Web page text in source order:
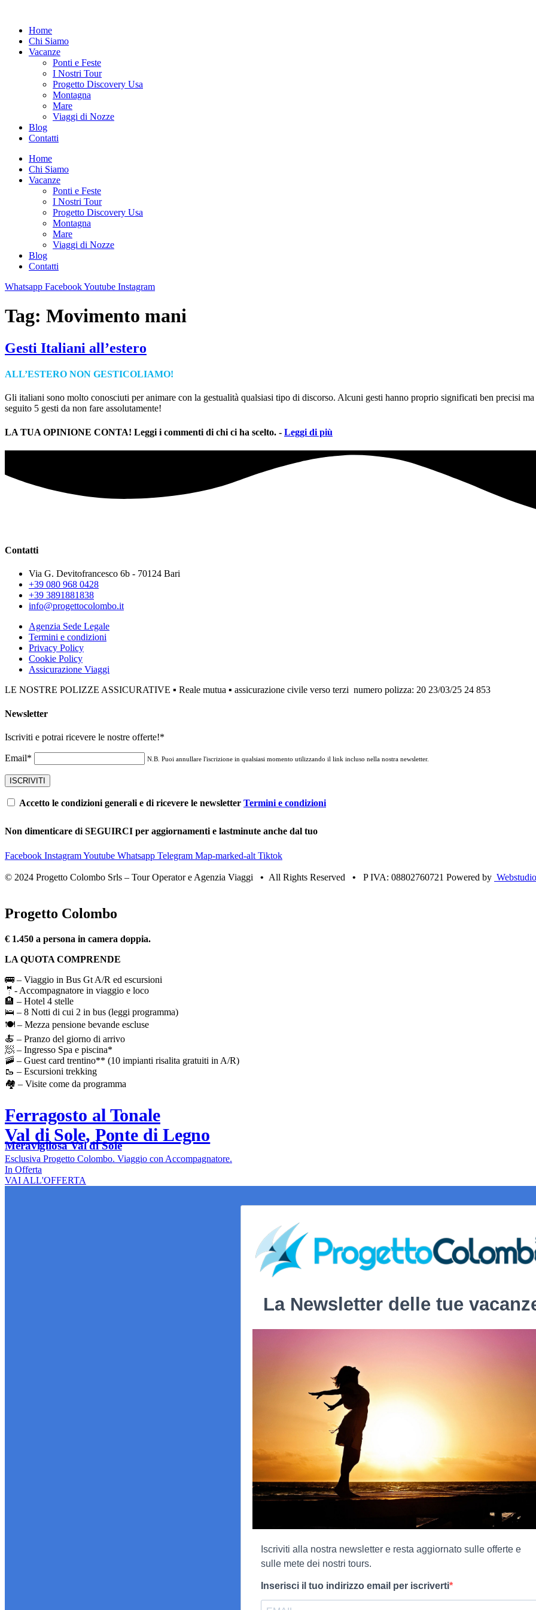
contenutoHome
Chi Siamo
Vacanze
Ponti e Feste
I Nostri Tour
Progetto Discovery Usa
Montagna
Mare
Viaggi di Nozze
Blog
Contatti
Home
Chi Siamo
Vacanze
Ponti e Feste
I Nostri Tour
Progetto Discovery Usa
Montagna
Mare
Viaggi di Nozze
Blog
Contatti
Whatsapp FacebookYoutube Instagram
Tag: Movimento mani
Gesti Italiani all’estero
ALL’ESTERO NON GESTICOLIAMO!
Gli italiani sono molto conosciuti per animare con la gestualità qualsiasi tipo di discorso. Alcuni gesti hanno proprio significati ben precisi
seguito 5 gesti da non fare assolutamente!
LA TUA OPINIONE CONTA! Leggi i commenti di chi ci ha scelto. - Leggi di più
Contatti
Via G. Devitofrancesco 6b - 70124 Bari
+39 080 968 0428
+39 3891881838
info@progettocolombo.it
Agenzia Sede Legale
Termini e condizioni
Privacy Policy
Cookie Policy
Assicurazione Viaggi
LE NOSTRE POLIZZE ASSICURATIVE ▪ Reale mutua ▪ assicurazione civile verso terzi numero polizza: 20 23/03/25 24 853
Newsletter
Iscriviti e potrai ricevere le nostre offerte!*
Email* N.B. Puoi annullare l'iscrizione in qualsiasi momento utilizzando il link incluso nella nostra newsletter.
Accetto le condizioni generali e di ricevere le newsletter Termini e condizioni
Non dimenticare di SEGUIRCI per aggiornamenti e lastminute anche dal tuo
Facebook InstagramYoutube Whatsapp Telegram Map-marked-alt Tiktok
© 2024 Progetto Colombo Srls – Tour Operator e Agenzia Viaggi • All Rights Reserved • P IVA: 08802760721 Powered by
Progetto Colombo
€ 1.450 a persona in camera doppia.
LA QUOTA COMPRENDE
🚌 – Viaggio in Bus Gt A/R ed escursioni
🤵- Accompagnatore in viaggio e loco
🏨 – Hotel 4 stelle
🛌 – 8 Notti di cui 2 in bus (leggi programma)
🍽️ – Mezza pensione bevande escluse
🍝 – Pranzo del giorno di arrivo
🧖 – Ingresso Spa e piscina*
🚠 – Guest card trentino** (10 impianti risalita gratuiti in A/R)
🥾 – Escursioni trekking
🏘️ – Visite come da programma
Ferragosto al Tonale
Val di Sole, Ponte di Legno
Meravigliosa Val di Sole
Esclusiva Progetto Colombo. Viaggio con Accompagnatore.
In Offerta
VAI ALL'OFFERTA
La Newsletter delle tue
Iscriviti alla nostra newsletter e resta aggiornato sulle offerte e
sulle mete dei nostri tours.
Inserisci il tuo indirizzo email per iscriverti